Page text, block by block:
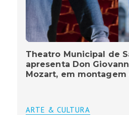
Theatro Municipal de
apresenta Don
Mozart, em montagem
ARTE & CULTURA